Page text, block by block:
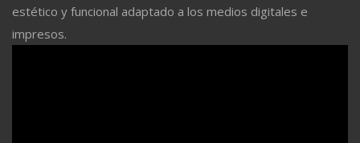
estético y funcional adaptado a los medios digitales e
impresos.